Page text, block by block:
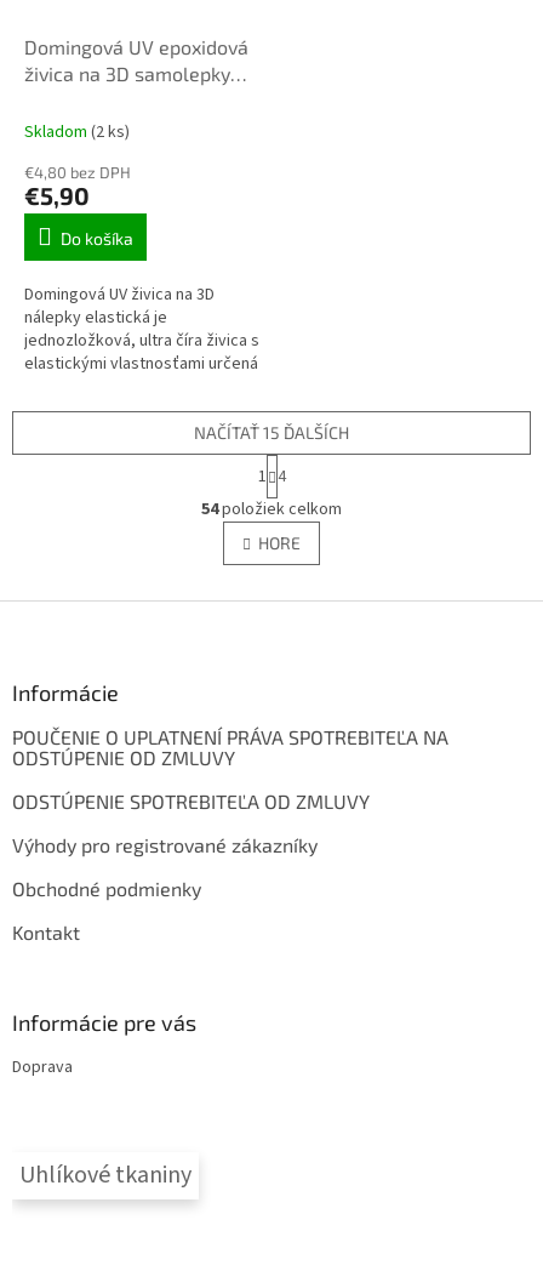
Domingová UV epoxidová
živica na 3D samolepky
Skladom (2 ks)
€4,80 bez DPH
€5,90
Do košíka
Domingová UV živica na 3D
nálepky elastická je
jednozložková, ultra číra živica s
elastickými vlastnosťami určená
UV lampou...
O
v
l
á
r
v
y
ý
NAČÍTAŤ 15 ĎALŠÍCH
S
t
r
á
n
k
v
1 4
54položiek celkom
HORE
Informácie
POUČENIE O UPLATNENÍ PRÁVA SPOTREBITEĽA NA
ODSTÚPENIE OD ZMLUVY
ODSTÚPENIE SPOTREBITEĽA OD ZMLUVY
Výhody pro registrované zákazníky
Obchodné podmienky
Kontakt
Informácie pre vás
Doprava
Uhlíkové tkaniny